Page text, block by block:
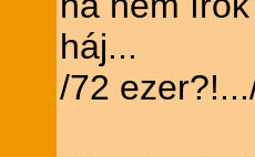
háj...
/72